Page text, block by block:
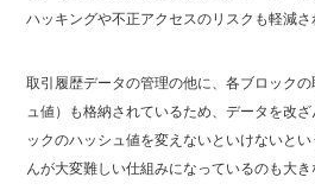
ハッキングや不正アクセスのリスクも軽減さ
取引履歴データの管理の他に、各ブロック
ュ値）も格納されているため、データを改
ックのハッシュ値を変えないといけないと
んが大変難しい仕組みになっているのも大き